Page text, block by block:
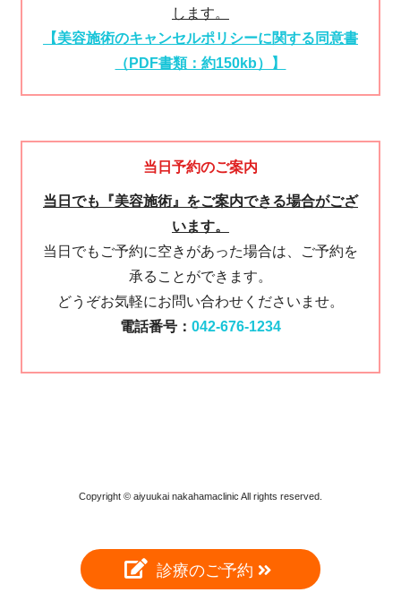
診療のご予約
します。
【美容施術のキャンセルポリシーに関する同意書
（PDF書類：約150kb）】
当日予約のご案内
当日でも『美容施術』をご案内できる場合がござ
います。
当日でもご予約に空きがあった場合は、ご予約を
承ることができます。
どうぞお気軽にお問い合わせくださいませ。
電話番号： 042-676-1234
Copyright © aiyuukai nakahamaclinic All rights reserved.